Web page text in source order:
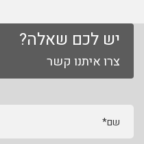
יש לכם שאלה?
צרו איתנו קשר
שם*